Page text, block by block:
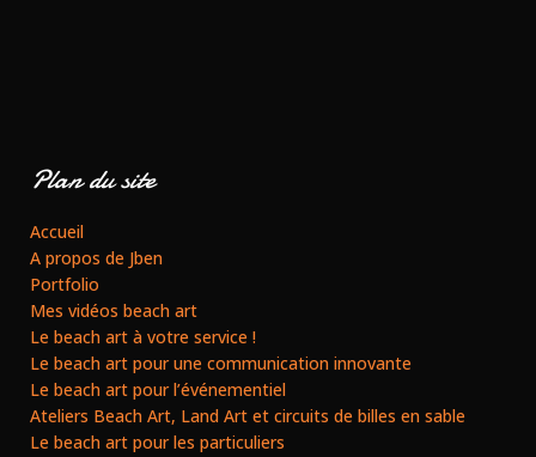
Plan du site
Accueil
A propos de Jben
Portfolio
Mes vidéos beach art
Le beach art à votre service !
Le beach art pour une communication innovante
Le beach art pour l’événementiel
Ateliers Beach Art, Land Art et circuits de billes en sable
Le beach art pour les particuliers